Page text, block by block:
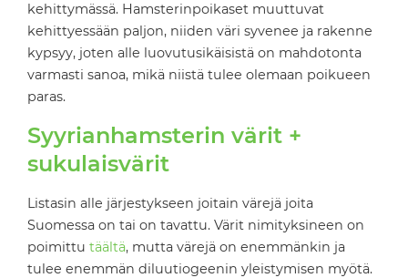
kehittymässä. Hamsterinpoikaset muuttuvat
kehittyessään paljon, niiden väri syvenee ja rakenne
kypsyy, joten alle luovutusikäisistä on mahdotonta
varmasti sanoa, mikä niistä tulee olemaan poikueen
paras.
Syyrianhamsterin värit +
sukulaisvärit
Listasin alle järjestykseen joitain värejä joita
Suomessa on tai on tavattu. Värit nimityksineen on
poimittu täältä, mutta värejä on enemmänkin ja
tulee enemmän diluutiogeenin yleistymisen myötä.